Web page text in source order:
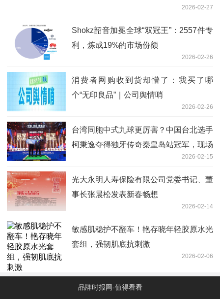
2026-02-27
Shokz韶音加冕全球“双冠王”：2557件专
利，炼成19%的市场份额
2026-02-26
消费者网购收到货却懵了：我买了哪
个“无印良品”｜公司舆情哨
2026-02-26
台湾同胞中式九球更厉害？中国台北选手
柯秉逸夺得独牙传奇秦皇岛站冠军，现场
2026-02-15
光大永明人寿保险有限公司党委书记、董
事长张晨松发表新春畅想
2026-02-14
敏感肌稳护不翻车！艳存晓年轻胶原水光
套组，强韧肌底抗刺激
2026-02-06
品牌时报网-值得看看